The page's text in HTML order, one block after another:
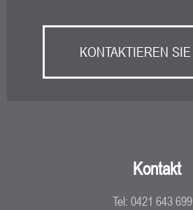
KONTAKTIEREN
Kontakt
Tel: 0421 643